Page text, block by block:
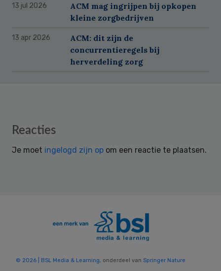
13 jul 2026
ACM mag ingrijpen bij opkopen
kleine zorgbedrijven
13 apr 2026
ACM: dit zijn de
concurrentieregels bij
herverdeling zorg
Reader
Reacties
Je moet ingelogd zijn op om een reactie te plaatsen.
© 2026 | BSL Media & Learning , onderdeel van Springer Nature